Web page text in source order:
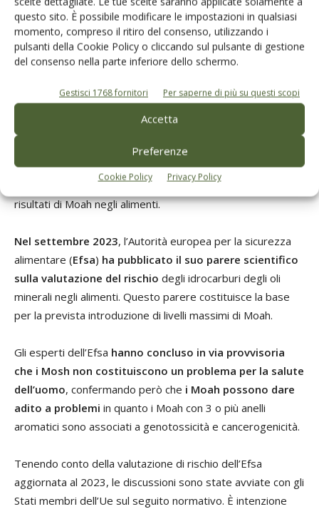
questo sito. È possibile modificare le impostazioni in qualsiasi
momento, compreso il ritiro del consenso, utilizzando i
pulsanti della Cookie Policy o cliccando sul pulsante di gestione
del consenso nella parte inferiore dello schermo.
Gestisci 1768 fornitori Per saperne di più su questi scopi
Accetta
Preferenze
Cookie Policy Privacy Policy
la minimizzazione del rischio tramite valori indicativi. Anche
le specifiche per il campionamento e l’analisi degli
idrocarburi di oli minerali (Moh) dovranno essere
di una proposta di regolamento di modifica.
L’attuale proposta relativa al livello massimo è stata già
preceduta nel 2022 da una relazione di sintesi del comitato
permanente dell’Ue per le piante, gli alimenti e i mangimi
(SC Paff) su un approccio a livello dell’Ue per la gestione dei
risultati di Moah negli alimenti.
Nel settembre 2023, l’Autorità europea per la sicurezza
alimentare (Efsa) ha pubblicato il suo parere scientifico
sulla valutazione del rischio degli idrocarburi degli oli
minerali negli alimenti. Questo parere costituisce la base
per la prevista introduzione di livelli massimi di Moah.
Gli esperti dell’Efsa hanno concluso in via provvisoria
che i Mosh non costituiscono un problema per la salute
dell’uomo, confermando però che i Moah possono dare
adito a problemi in quanto i Moah con 3 o più anelli
aromatici sono associati a genotossicità e cancerogenicità.
Tenendo conto della valutazione di rischio dell’Efsa
aggiornata al 2023, le discussioni sono state avviate con gli
Stati membri dell’Ue sul seguito normativo. È intenzione